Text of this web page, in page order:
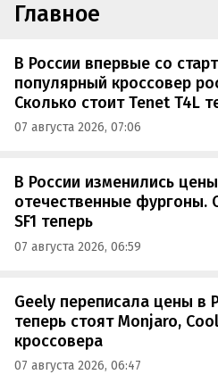
Главное
В России впервые со
популярный кроссовер
Сколько стоит Tenet T4L
07 августа 2026, 07:06
В России изменились
отечественные фургоны.
SF1 теперь
07 августа 2026, 06:59
Geely переписала цены в
теперь стоят Monjaro,
кроссовера
07 августа 2026, 06:47